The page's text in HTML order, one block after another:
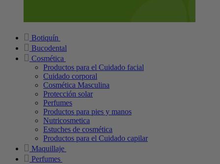
Botiquín
Bucodental
Cosmética
Productos para el Cuidado facial
Cuidado corporal
Cosmética Masculina
Protección solar
Perfumes
Productos para pies y manos
Nutricosmetica
Estuches de cosmética
Productos para el Cuidado capilar
Maquillaje
Perfumes